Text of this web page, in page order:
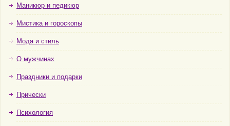
Маникюр и педикюр
Мистика и гороскопы
Мода и стиль
О мужчинах
Праздники и подарки
Прически
Психология